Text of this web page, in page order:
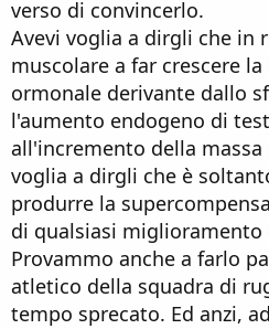
verso di convincerlo.
Avevi voglia a dirgli che in
muscolare a far crescere
ormonale derivante dallo
l'aumento endogeno di
all'incremento della massa
voglia a dirgli che è
produrre la
di qualsiasi miglioramento
Provammo anche a farlo
atletico della squadra di
tempo sprecato. Ed anzi,